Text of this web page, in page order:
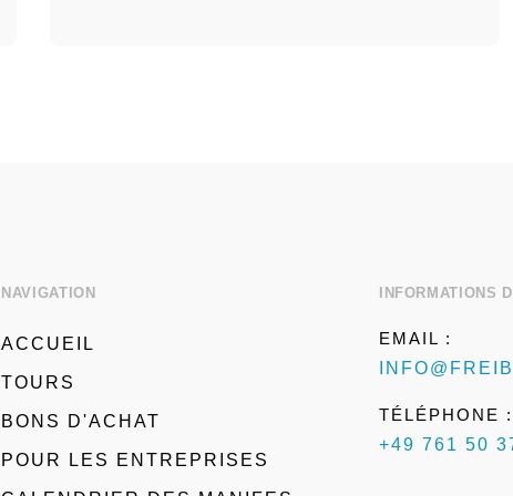
NAVIGATION
ACCUEIL
TOURS
BONS D'ACHAT
POUR LES ENTREPRISES
INFORMATIONS
EMAIL :
TÉLÉPHONE :
+49 761 50